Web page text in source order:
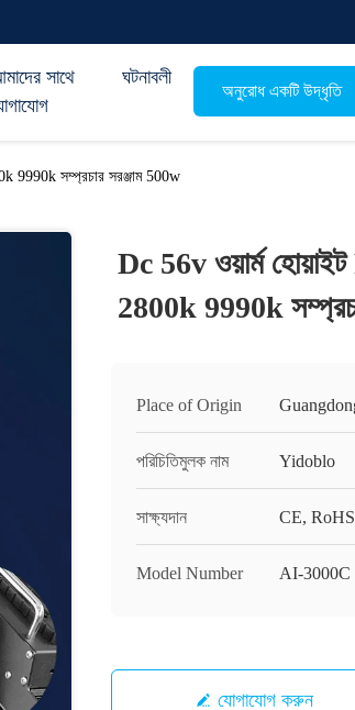
সাথে
ঘটনাবলী
অনুরোধ একটি উদ্ধৃতি
9990k সম্প্রচার সরঞ্জাম 500w
Dc 56v ওয়ার্ম
2800k 9990k
Place of Origin
পরিচিতিমুলক নাম Yidoblo
সাক্ষ্যদান CE, RoHS
Model Number AI-3000C
যোগাযোগ করুন